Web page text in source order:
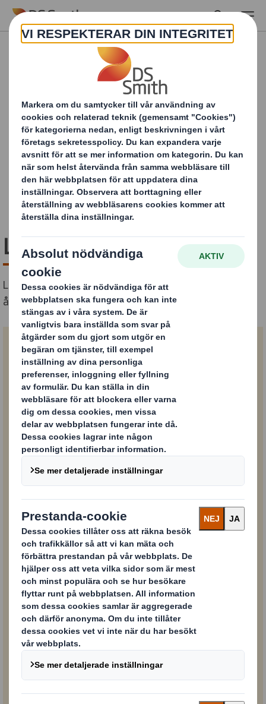
Skip to main content
Lyft fram din produkt
Låt dig inspireras av POS- och Displaylösningar för hela
året.
Förnamn
Efternamn
E-post
Telefonnummer
Företag
Land
Funktion/Avdelning